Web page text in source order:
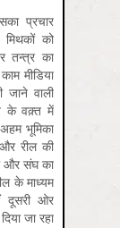
प्रचार
को
तन्त्र का
मीडिया
जाने वाली
के वक़्त में
भूमिका
रील की
और संघ का
के माध्यम
दूसरी ओर
जा रहा